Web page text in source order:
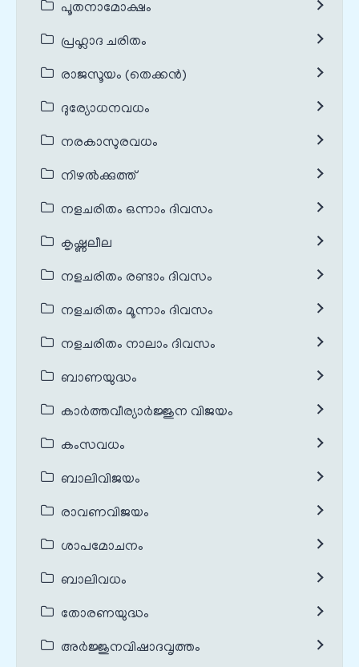
പൂതനാമോക്ഷം
പ്രഹ്ലാദ ചരിതം
രാജസൂയം (തെക്കൻ)
ദുര്യോധനവധം
നരകാസുരവധം
നിഴൽക്കുത്ത്
നളചരിതം ഒന്നാം ദിവസം
കൃഷ്ണലീല
നളചരിതം രണ്ടാം ദിവസം
നളചരിതം മൂന്നാം ദിവസം
നളചരിതം നാലാം ദിവസം
ബാണയുദ്ധം
കാർത്തവീര്യാർജ്ജുന വിജയം
കംസവധം
ബാലിവിജയം
രാവണവിജയം
ശാപമോചനം
ബാലിവധം
തോരണയുദ്ധം
അർജ്ജുനവിഷാദവൃത്തം